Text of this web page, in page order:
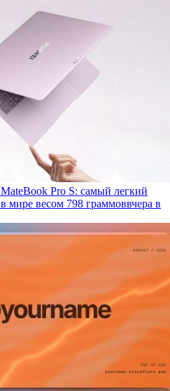
Pro S: самый легкий
мире весом 798 граммоввчера в